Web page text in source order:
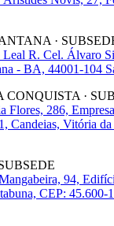
·
R. Cel. Álvaro
- BA, 44001-104
·
Flores, 286,
Candeias, Vitória
94,
CEP: 45.600-